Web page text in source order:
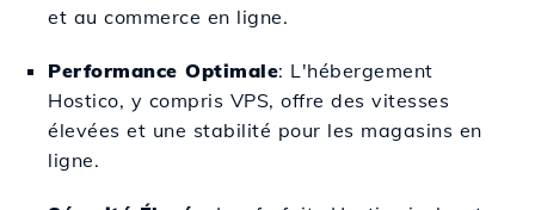
et au commerce en ligne.
Performance Optimale: L'hébergement
Hostico, y compris VPS, offre des vitesses
élevées et une stabilité pour les magasins en
ligne.